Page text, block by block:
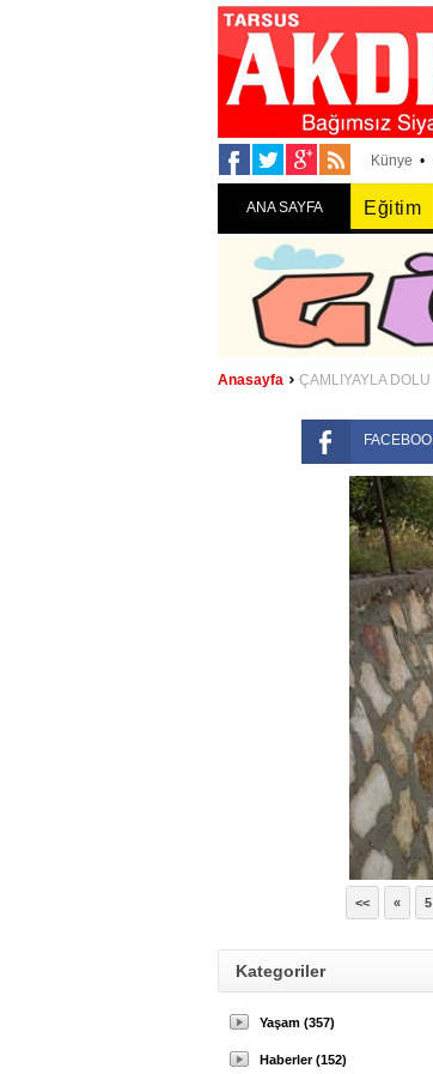
Künye •
ANA SAYFA Eğitim
Anasayfa ÇAMLIYAYLA DOLU
<< « 5
Kategoriler
Yaşam (357)
Haberler (152)